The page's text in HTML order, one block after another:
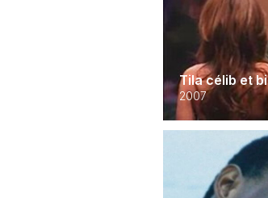
Tila célib et bi
2007